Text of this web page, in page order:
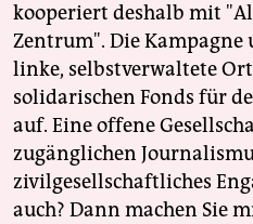
kooperiert deshalb mit
Zentrum". Die
linke, selbstverwaltete
solidarischen Fonds für
auf. Eine offene
zugänglichen
zivilgesellschaftliches
auch? Dann machen Sie